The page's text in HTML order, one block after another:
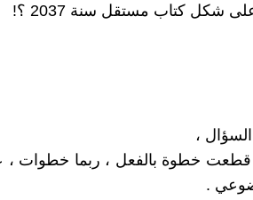
شكل كتاب مستقل سنة 2037 ؟!
،
قطعت خطوة بالفعل ، ربما خطوات
.